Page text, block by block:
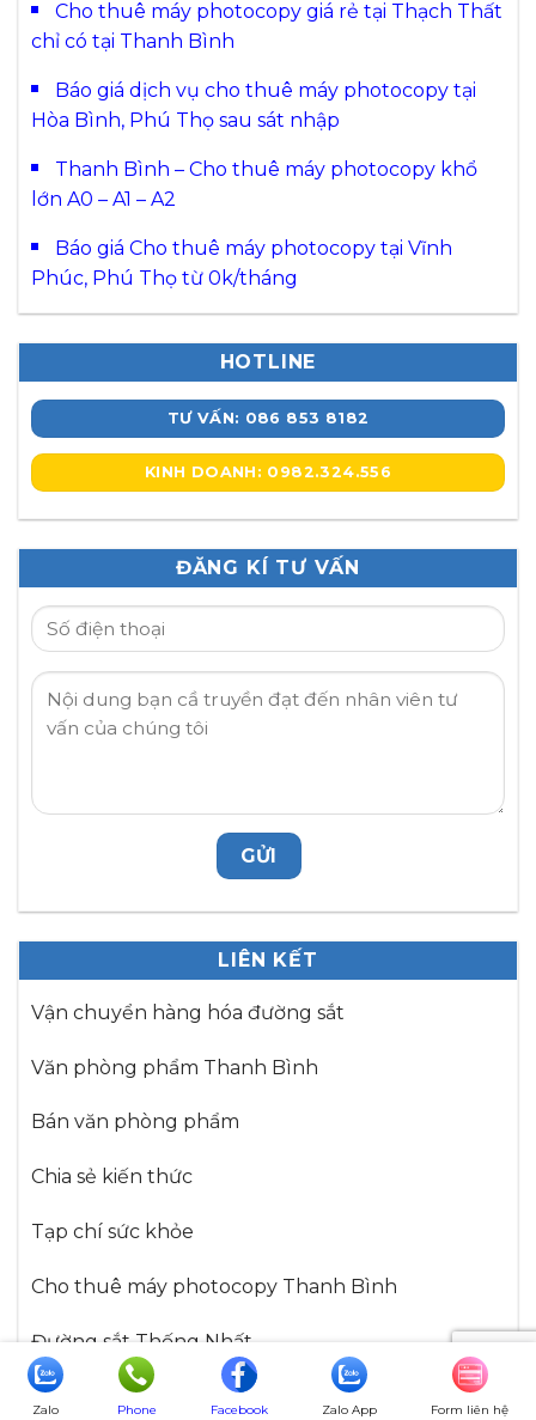
Cho thuê máy photocopy giá rẻ tại Thạch Thất
chỉ có tại Thanh Bình
Báo giá dịch vụ cho thuê máy photocopy tại
Hòa Bình, Phú Thọ sau sát nhập
Thanh Bình – Cho thuê máy photocopy khổ
lớn A0 – A1 – A2
Báo giá Cho thuê máy photocopy tại Vĩnh
Phúc, Phú Thọ từ 0k/tháng
HOTLINE
TƯ VẤN: 086 853 8182
KINH DOANH: 0982.324.556
ĐĂNG KÍ TƯ VẤN
LIÊN KẾT
Vận chuyển hàng hóa đường sắt
Văn phòng phẩm Thanh Bình
Bán văn phòng phẩm
Chia sẻ kiến thức
Tạp chí sức khỏe
Cho thuê máy photocopy Thanh Bình
Đường sắt Thống Nhất
Văn phòng phẩm
Zalo Phone Facebook Zalo App Form liên hệ